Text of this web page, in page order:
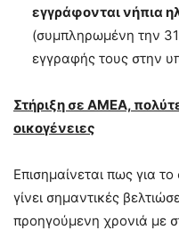
εγγράφονται νήπια
(συμπληρωμένη την
εγγραφής τους στην
Στήριξη σε ΑΜΕΑ,
οικογένειες
Επισημαίνεται πως για
γίνει σημαντικές
προηγούμενη χρονιά με